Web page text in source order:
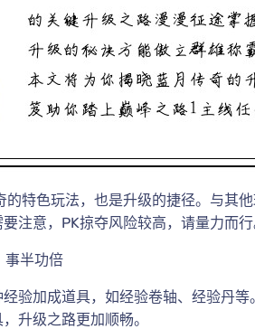
的特色玩法，也是升级的捷径。与其
注意，PK掠夺风险较高，请量力而行
事半功倍
验加成道具，如经验卷轴、经验丹
升级之路更加顺畅。